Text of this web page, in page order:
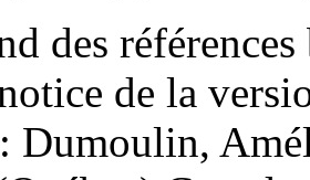
des
de la
Dumoulin,